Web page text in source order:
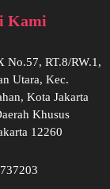
Kami
No.57, RT.8/RW.1,
Utara, Kec.
Kota Jakarta
Khusus
12260